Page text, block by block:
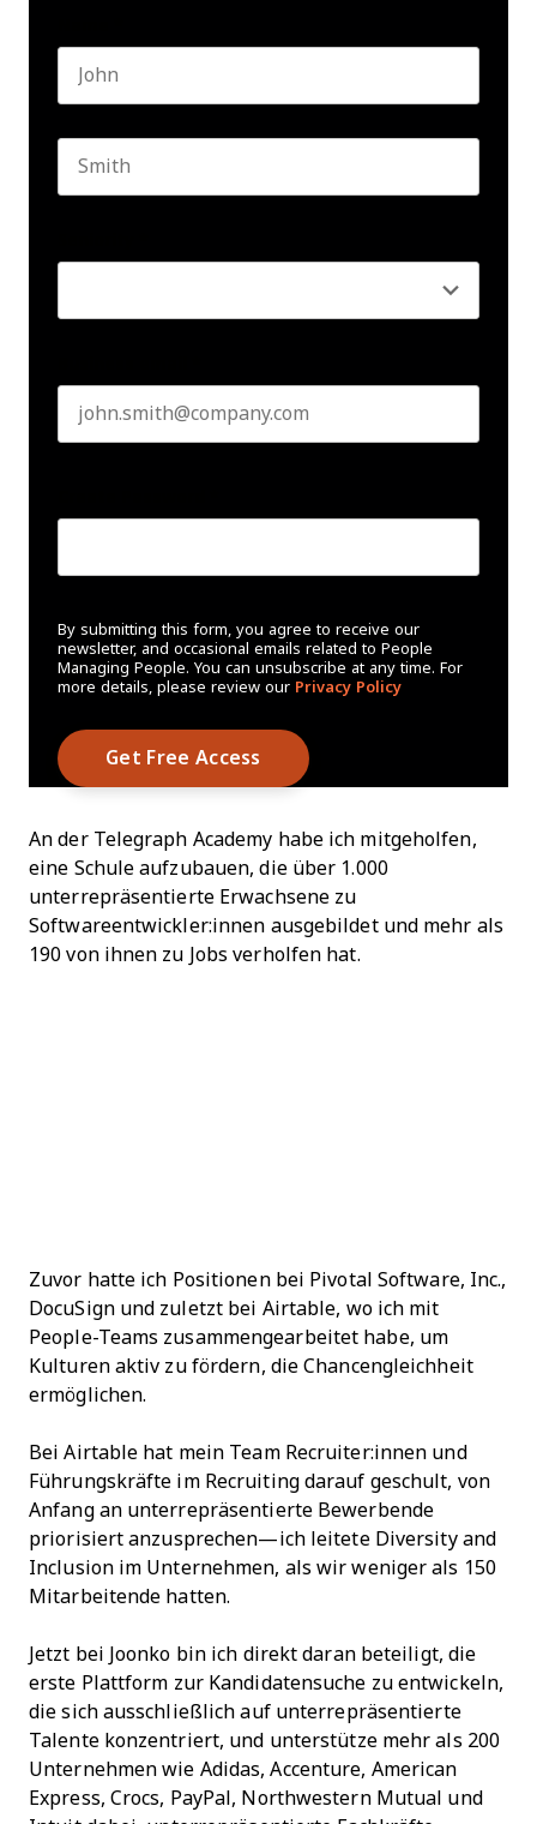
By submitting this form, you agree to receive our
newsletter, and occasional emails related to People
Managing People. You can unsubscribe at any time. For
more details, please review our Privacy Policy
An der Telegraph Academy habe ich mitgeholfen,
eine Schule aufzubauen, die über 1.000
unterrepräsentierte Erwachsene zu
Softwareentwickler:innen ausgebildet und mehr als
190 von ihnen zu Jobs verholfen hat.
Zuvor hatte ich Positionen bei Pivotal Software, Inc.,
DocuSign und zuletzt bei Airtable, wo ich mit
People-Teams zusammengearbeitet habe, um
Kulturen aktiv zu fördern, die Chancengleichheit
ermöglichen.
Bei Airtable hat mein Team Recruiter:innen und
Führungskräfte im Recruiting darauf geschult, von
Anfang an unterrepräsentierte Bewerbende
priorisiert anzusprechen—ich leitete Diversity and
Inclusion im Unternehmen, als wir weniger als 150
Mitarbeitende hatten.
Jetzt bei Joonko bin ich direkt daran beteiligt, die
erste Plattform zur Kandidatensuche zu entwickeln,
die sich ausschließlich auf unterrepräsentierte
Talente konzentriert, und unterstütze mehr als 200
Unternehmen wie Adidas, Accenture, American
Express, Crocs, PayPal, Northwestern Mutual und